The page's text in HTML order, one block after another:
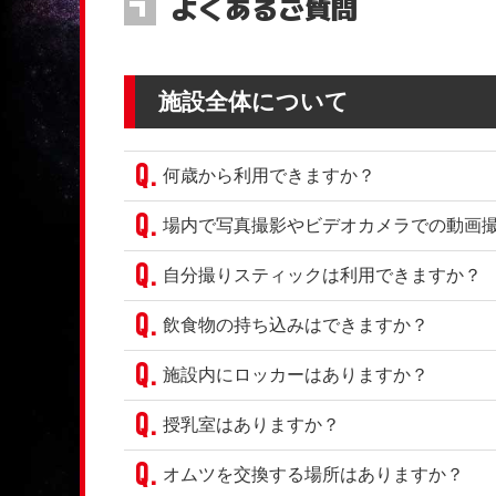
施設全体について
何歳から利用できますか？
場内で写真撮影やビデオカメラでの動画
自分撮りスティックは利用できますか？
飲食物の持ち込みはできますか？
施設内にロッカーはありますか？
授乳室はありますか？
オムツを交換する場所はありますか？